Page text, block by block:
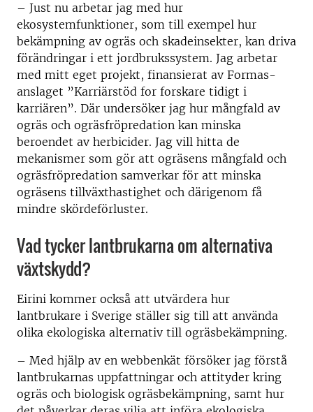
– Just nu arbetar jag med hur
ekosystemfunktioner, som till exempel hur
bekämpning av ogräs och skadeinsekter, kan driva
förändringar i ett jordbrukssystem. Jag arbetar
med mitt eget projekt, finansierat av Formas-
anslaget ”Karriärstöd for forskare tidigt i
karriären”. Där undersöker jag hur mångfald av
ogräs och ogräsfröpredation kan minska
beroendet av herbicider. Jag vill hitta de
mekanismer som gör att ogräsens mångfald och
ogräsfröpredation samverkar för att minska
ogräsens tillväxthastighet och därigenom få
mindre skördeförluster.
Vad tycker lantbrukarna om alternativa
växtskydd?
Eirini kommer också att utvärdera hur
lantbrukare i Sverige ställer sig till att använda
olika ekologiska alternativ till ogräsbekämpning.
– Med hjälp av en webbenkät försöker jag förstå
lantbrukarnas uppfattningar och attityder kring
ogräs och biologisk ogräsbekämpning, samt hur